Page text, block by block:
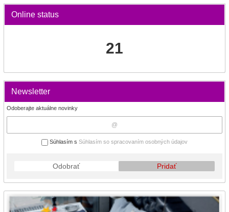
Online status
21
Newsletter
Odoberajte aktuálne novinky
Súhlasím s Súhlasím so spracovaním osobných údajov
Odobrať Pridať